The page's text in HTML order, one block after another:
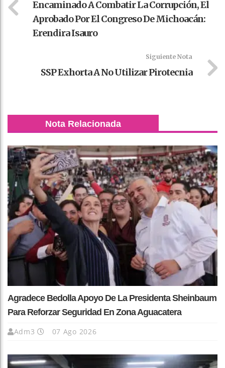
Encaminado A Combatir La Corrupción, El
Aprobado Por El Congreso De Michoacán:
Erendira Isauro
Siguiente Nota
SSP Exhorta A No Utilizar Pirotecnia
Nota Relacionada
Agradece Bedolla Apoyo De La Presidenta Sheinbaum
Para Reforzar Seguridad En Zona Aguacatera
Adm3 07 Ago 2026